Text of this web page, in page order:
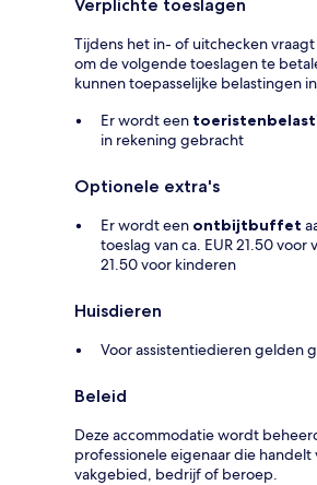
Verplichte toeslagen
Tijdens het in- of uitchecken
om de volgende toeslagen te
kunnen toepasselijke belastingen
Er wordt een
in rekening gebracht
Optionele extra's
Er wordt een ontbijtbuffet
toeslag van ca. EUR 21.50 voor
21.50 voor kinderen
Huisdieren
Voor assistentiedieren gelden
Beleid
Deze accommodatie wordt
professionele eigenaar die handelt
vakgebied, bedrijf of beroep.